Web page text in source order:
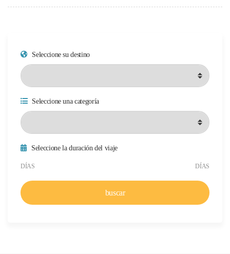
Seleccione su destino
Seleccione una categoría
Seleccione la duración del viaje
Duración mínima del viaje
Duración máxima del viaje
DÍAS DÍAS
buscar